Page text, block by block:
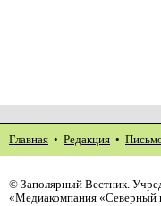
Главная • Редакция •
© Заполярный Вестник.
«Медиакомпания «Северный